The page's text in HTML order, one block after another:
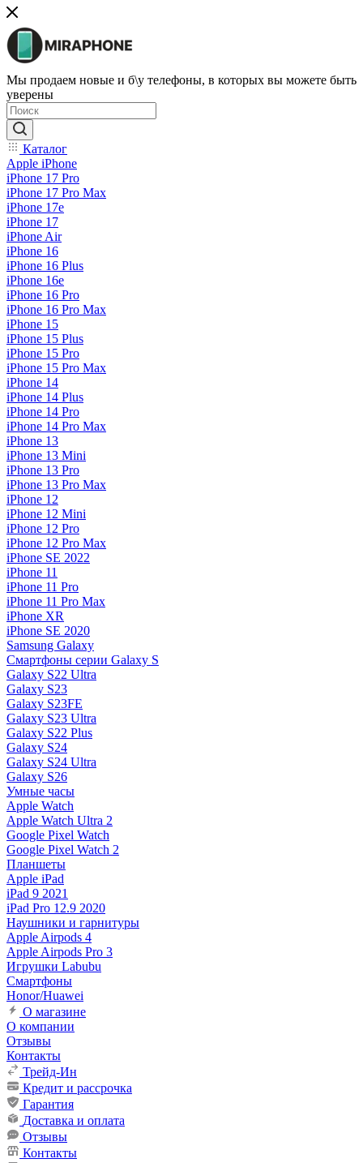
Мы продаем новые и б\у телефоны, в которых вы можете быть
уверены
Каталог
Apple iPhone
iPhone 17 Pro
iPhone 17 Pro Max
iPhone 17e
iPhone 17
iPhone Air
iPhone 16
iPhone 16 Plus
iPhone 16e
iPhone 16 Pro
iPhone 16 Pro Max
iPhone 15
iPhone 15 Plus
iPhone 15 Pro
iPhone 15 Pro Max
iPhone 14
iPhone 14 Plus
iPhone 14 Pro
iPhone 14 Pro Max
iPhone 13
iPhone 13 Mini
iPhone 13 Pro
iPhone 13 Pro Max
iPhone 12
iPhone 12 Mini
iPhone 12 Pro
iPhone 12 Pro Max
iPhone SE 2022
iPhone 11
iPhone 11 Pro
iPhone 11 Pro Max
iPhone XR
iPhone SE 2020
Samsung Galaxy
Смартфоны серии Galaxy S
Galaxy S22 Ultra
Galaxy S23
Galaxy S23FE
Galaxy S23 Ultra
Galaxy S22 Plus
Galaxy S24
Galaxy S24 Ultra
Galaxy S26
Умные часы
Apple Watch
Apple Watch Ultra 2
Google Pixel Watch
Google Pixel Watch 2
Планшеты
Apple iPad
iPad 9 2021
iPad Pro 12.9 2020
Наушники и гарнитуры
Apple Airpods 4
Apple Airpods Pro 3
Игрушки Labubu
Смартфоны
Honor/Huawei
О магазине
О компании
Отзывы
Контакты
Трейд-Ин
Кредит и рассрочка
Гарантия
Доставка и оплата
Отзывы
Контакты